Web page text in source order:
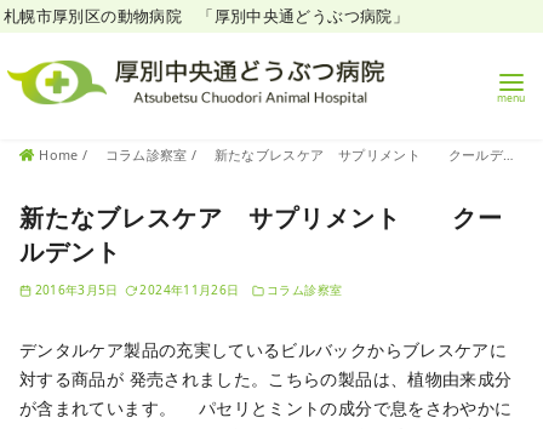
札幌市厚別区の動物病院 「厚別中央通どうぶつ病院」
Home コラム診察室 新たなブレスケア サプリメント クールデント
新たなブレスケア サプリメント クー
ルデント
2016年3月5日 2024年11月26日 コラム診察室
デンタルケア製品の充実しているビルバックからブレスケアに
対する商品が 発売されました。こちらの製品は、植物由来成分
が含まれています。 パセリとミントの成分で息をさわやかに